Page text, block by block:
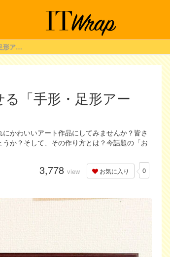
子どもの成長記録を残せる「手形・足形アート」を作ってみよう♡
「手形・足形アー
かわいいアート作品にしてみませんか？皆さ
か？そして、その作り方とは？今話題の「お
3,778 view お気に入り 0